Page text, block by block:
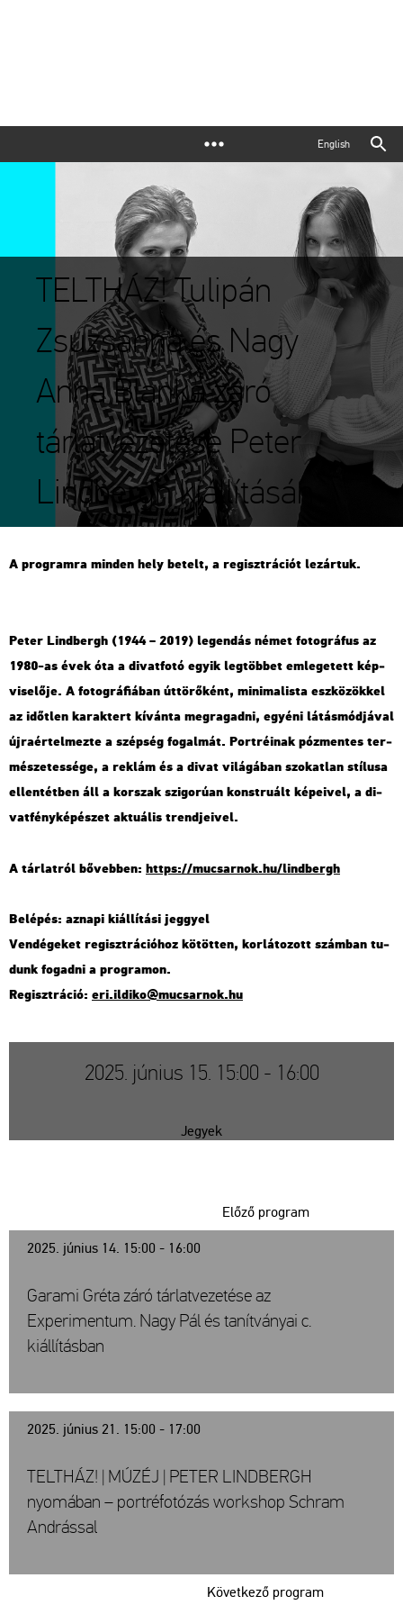
English
TELTHÁZ! Tulipán
Zsuzsanna és Nagy
Anna Blanka záró
tárlatvezetése Peter
Lindbergh kiállításán
A prog­ram­ra min­den hely be­telt, a re­giszt­rá­ci­ót le­zár­tuk.
Peter Lind­bergh (1944 – 2019) le­gen­dás német fo­tog­rá­fus az
1980-as évek óta a di­vat­fo­tó egyik leg­töb­bet em­le­ge­tett kép­
vi­se­lő­je. A fo­tog­rá­fi­á­ban út­tö­rő­ként, mi­ni­ma­lis­ta esz­kö­zök­kel
az időt­len ka­rak­tert kí­ván­ta meg­ra­gad­ni, egyé­ni lá­tás­mód­já­val
új­ra­ér­tel­mez­te a szép­ség fo­gal­mát. Port­ré­i­nak póz­men­tes ter­
mé­sze­tes­sé­ge, a rek­lám és a divat vi­lá­gá­ban szo­kat­lan stí­lu­sa
el­len­tét­ben áll a kor­szak szi­go­rú­an konst­ru­ált ké­pe­i­vel, a di­
vat­fény­ké­pé­szet ak­tu­á­lis trend­je­i­vel.
A tár­lat­ról bő­veb­ben: https://​mu­csar­nok.​hu/​lind­bergh
Be­lé­pés: az­na­pi ki­ál­lí­tá­si jeggyel
Ven­dé­ge­ket re­giszt­rá­ci­ó­hoz kö­töt­ten, kor­lá­to­zott szám­ban tu­
dunk fo­gad­ni a prog­ra­mon.
Re­giszt­rá­ció: eri.​il­di­ko@​mu­csar­nok.​hu
2025. június 15. 15:00 - 16:00
Jegyek
2025. június 14. 15:00 - 16:00
Előző program
Garami Gréta záró tárlatvezetése az
Experimentum. Nagy Pál és tanítványai c.
kiállításban
2025. június 21. 15:00 - 17:00
Következő program
TELTHÁZ! | MÚZÉJ | PETER LINDBERGH
nyomában – portréfotózás workshop Schram
Andrással